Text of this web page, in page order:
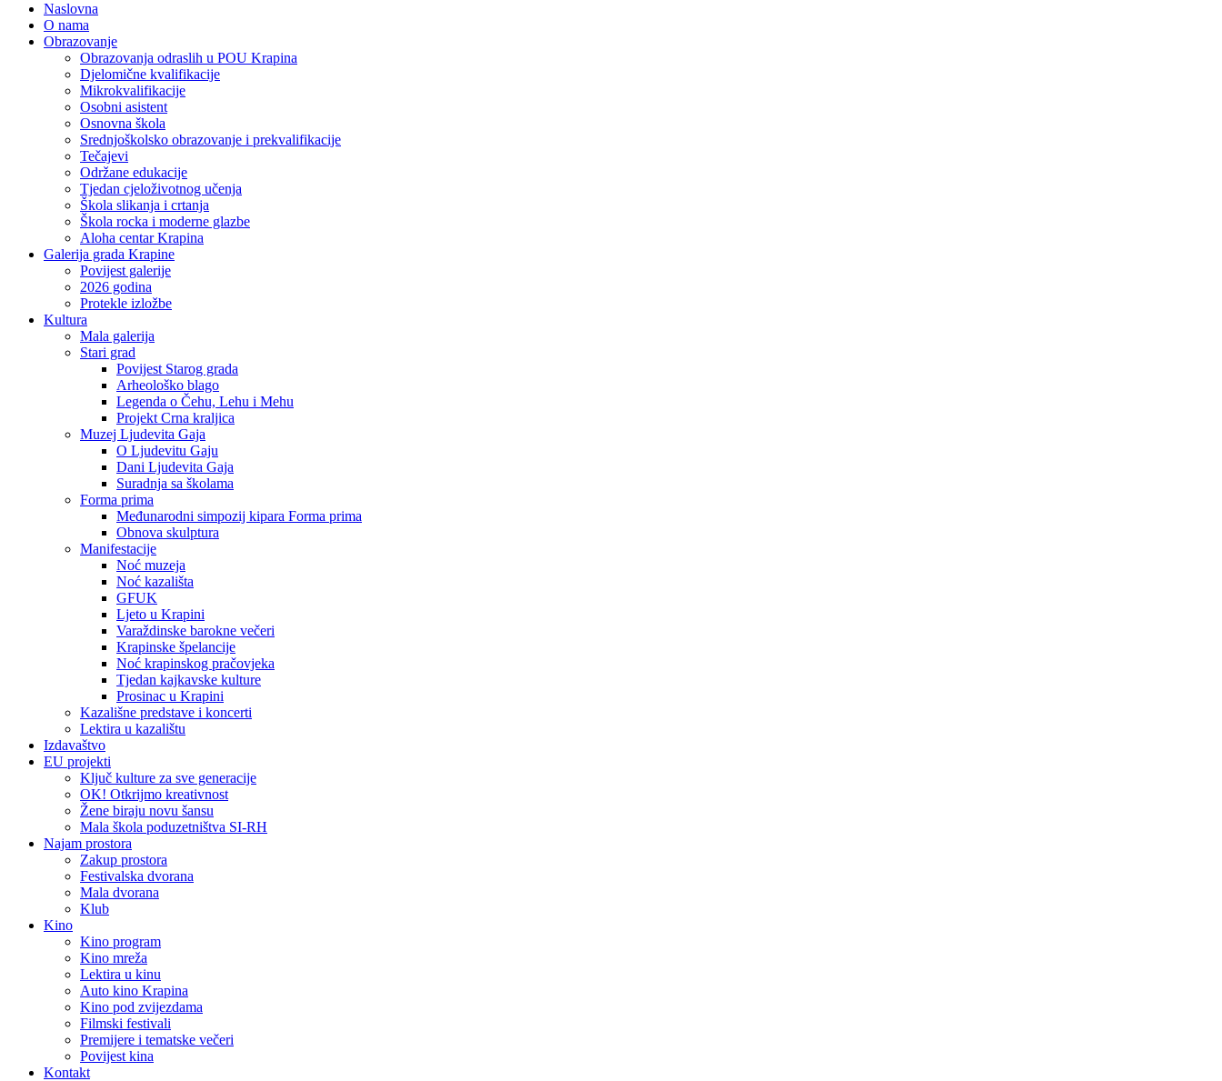
Naslovna
O nama
Obrazovanje
Obrazovanja odraslih u POU Krapina
Djelomične kvalifikacije
Mikrokvalifikacije
Osobni asistent
Osnovna škola
Srednjoškolsko obrazovanje i prekvalifikacije
Tečajevi
Održane edukacije
Tjedan cjeloživotnog učenja
Škola slikanja i crtanja
Škola rocka i moderne glazbe
Aloha centar Krapina
Galerija grada Krapine
Povijest galerije
2026 godina
Protekle izložbe
Kultura
Mala galerija
Stari grad
Povijest Starog grada
Arheološko blago
Legenda o Čehu, Lehu i Mehu
Projekt Crna kraljica
Muzej Ljudevita Gaja
O Ljudevitu Gaju
Dani Ljudevita Gaja
Suradnja sa školama
Forma prima
Međunarodni simpozij kipara Forma prima
Obnova skulptura
Manifestacije
Noć muzeja
Noć kazališta
GFUK
Ljeto u Krapini
Varaždinske barokne večeri
Krapinske špelancije
Noć krapinskog pračovjeka
Tjedan kajkavske kulture
Prosinac u Krapini
Kazališne predstave i koncerti
Lektira u kazalištu
Izdavaštvo
EU projekti
Ključ kulture za sve generacije
OK! Otkrijmo kreativnost
Žene biraju novu šansu
Mala škola poduzetništva SI-RH
Najam prostora
Zakup prostora
Festivalska dvorana
Mala dvorana
Klub
Kino
Kino program
Kino mreža
Lektira u kinu
Auto kino Krapina
Kino pod zvijezdama
Filmski festivali
Premijere i tematske večeri
Povijest kina
Kontakt